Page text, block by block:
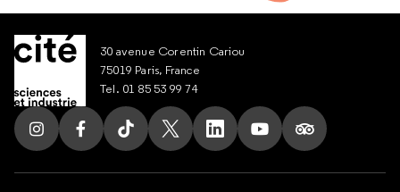
30 avenue Corentin Cariou
75019 Paris, France
Tel. 01 85 53 99 74
Suivez nous sur Instagram
Suivez nous sur Facebook
Suivez nous sur Tik Tok
Suivez nous sur X
Suivez nous sur LinkedIn
Suivez nous sur
Suivez nous